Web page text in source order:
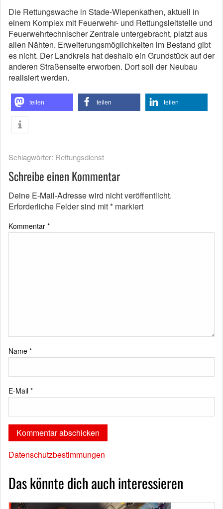
Die Rettungswache in Stade-Wiepenkathen, aktuell in
einem Komplex mit Feuerwehr- und Rettungsleitstelle und
Feuerwehrtechnischer Zentrale untergebracht, platzt aus
allen Nähten. Erweiterungsmöglichkeiten im Bestand gibt
es nicht. Der Landkreis hat deshalb ein Grundstück auf der
anderen Straßenseite erworben. Dort soll der Neubau
realisiert werden.
teilen teilen teilen
Schlagwörter: Rettungsdienst
Schreibe einen Kommentar
Deine E-Mail-Adresse wird nicht veröffentlicht.
Erforderliche Felder sind mit* markiert
Kommentar *
Name *
E-Mail *
Datenschutzbestimmungen
Das könnte dich auch interessieren